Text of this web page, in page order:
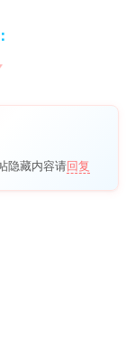
隐藏内容请回复